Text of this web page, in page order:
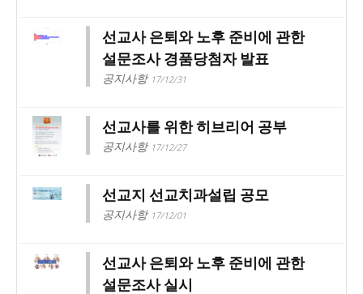
선교사 은퇴와 노후 준비에 관한
설문조사 경품당첨자 발표
공지사항 17/12/31
선교사를 위한 히브리어 공부
공지사항 17/12/27
선교지 선교치과설립 공모
공지사항 17/12/01
선교사 은퇴와 노후 준비에 관한
설문조사 실시